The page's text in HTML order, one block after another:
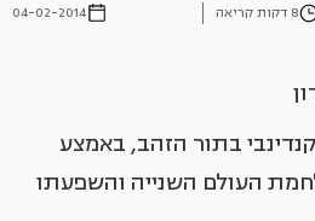
8 דקות קריאה 04-02-2014
בתור הזהב, באמצע
תום מלחמת העולם השנייה והשפעתו